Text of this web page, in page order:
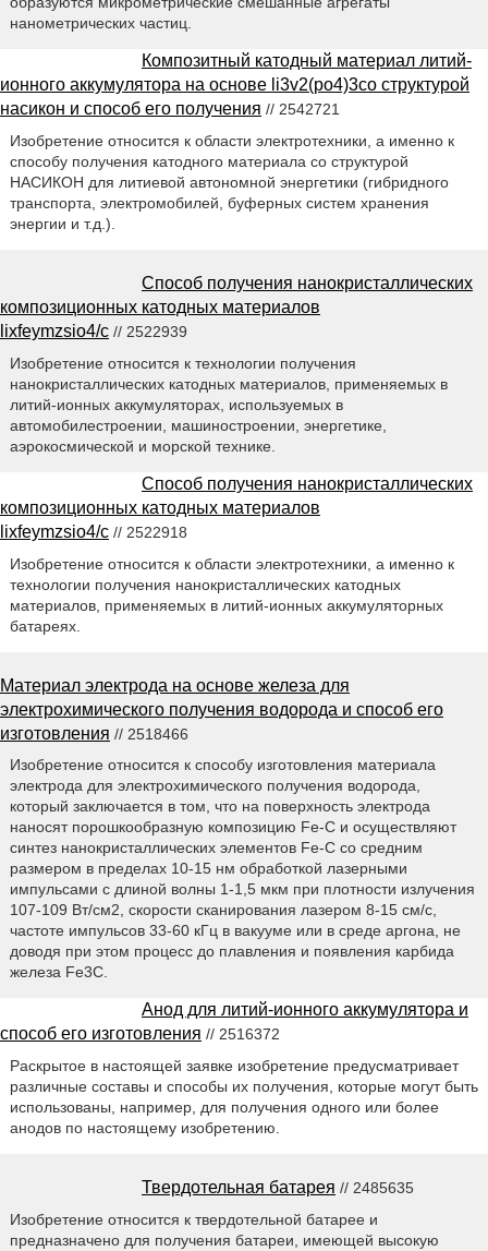
нанометрических частиц.
Композитный катодный материал литий-
ионного аккумулятора на основе li3v2(po4)3со структурой
насикон и способ его получения // 2542721
Изобретение относится к области электротехники, а именно к
способу получения катодного материала со структурой
НАСИКОН для литиевой автономной энергетики (гибридного
транспорта, электромобилей, буферных систем хранения
энергии и т.д.).
Способ получения нанокристаллических
композиционных катодных материалов
lixfeymzsio4/c // 2522939
Изобретение относится к технологии получения
нанокристаллических катодных материалов, применяемых в
литий-ионных аккумуляторах, используемых в
автомобилестроении, машиностроении, энергетике,
аэрокосмической и морской технике.
Способ получения нанокристаллических
композиционных катодных материалов
lixfeymzsio4/c // 2522918
Изобретение относится к области электротехники, а именно к
технологии получения нанокристаллических катодных
материалов, применяемых в литий-ионных аккумуляторных
батареях.
Материал электрода на основе железа для
электрохимического получения водорода и способ его
изготовления // 2518466
Изобретение относится к способу изготовления материала
электрода для электрохимического получения водорода,
который заключается в том, что на поверхность электрода
наносят порошкообразную композицию Fe-C и осуществляют
синтез нанокристаллических элементов Fe-C со средним
размером в пределах 10-15 нм обработкой лазерными
импульсами с длиной волны 1-1,5 мкм при плотности излучения
107-109 Вт/см2, скорости сканирования лазером 8-15 см/с,
частоте импульсов 33-60 кГц в вакууме или в среде аргона, не
доводя при этом процесс до плавления и появления карбида
железа Fe3C.
Анод для литий-ионного аккумулятора и
способ его изготовления // 2516372
Раскрытое в настоящей заявке изобретение предусматривает
различные составы и способы их получения, которые могут быть
использованы, например, для получения одного или более
анодов по настоящему изобретению.
Твердотельная батарея // 2485635
Изобретение относится к твердотельной батарее и
предназначено для получения батареи, имеющей высокую